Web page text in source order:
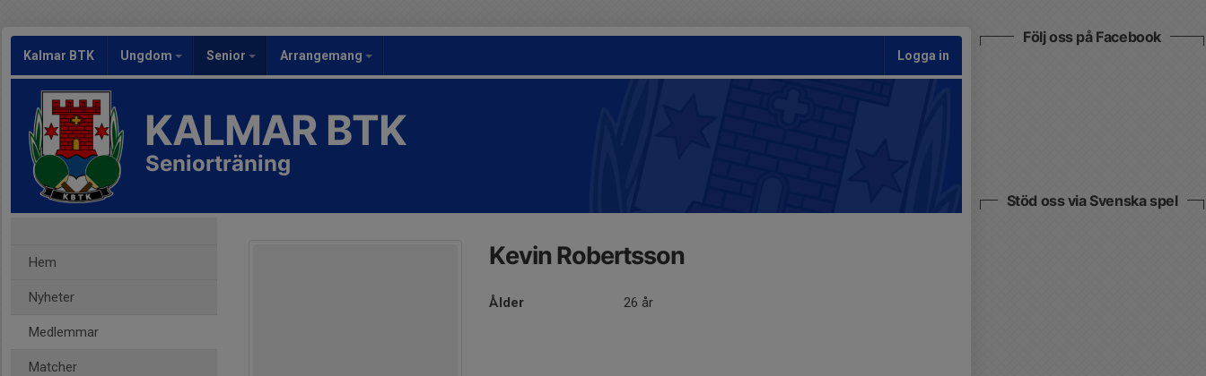
Kalmar BTK Ungdom Senior Arrangemang Logga in
KALMAR BTK
Seniorträning
Hem
Nyheter
Medlemmar
Matcher
Kevin Robertsson
Ålder 26 år
Följ oss på Facebook
Stöd oss via Svenska spel